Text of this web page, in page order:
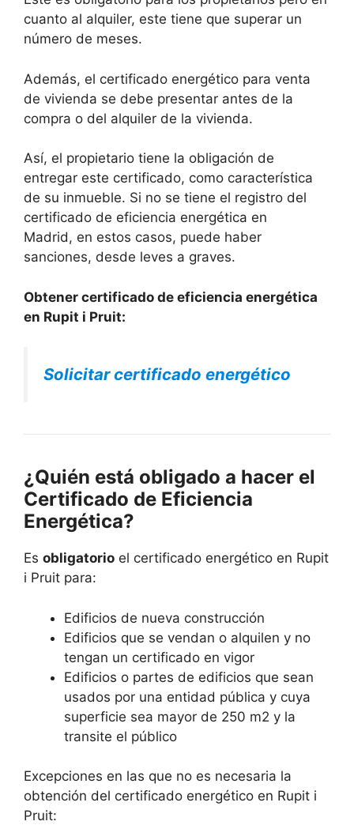
cuanto al alquiler, este tiene que superar un
número de meses.
Además, el certificado energético para venta
de vivienda se debe presentar antes de la
compra o del alquiler de la vivienda.
Así, el propietario tiene la obligación de
entregar este certificado, como característica
de su inmueble. Si no se tiene el registro del
certificado de eficiencia energética en
Madrid, en estos casos, puede haber
sanciones, desde leves a graves.
Obtener certificado de eficiencia energética
en Rupit i Pruit:
Solicitar certificado energético
¿Quién está obligado a hacer el
Certificado de Eficiencia
Energética?
Es obligatorio el certificado energético en Rupit
i Pruit para:
Edificios de nueva construcción
Edificios que se vendan o alquilen y no
tengan un certificado en vigor
Edificios o partes de edificios que sean
usados por una entidad pública y cuya
superficie sea mayor de 250 m2 y la
transite el público
Excepciones en las que no es necesaria la
obtención del certificado energético en Rupit i
Pruit: